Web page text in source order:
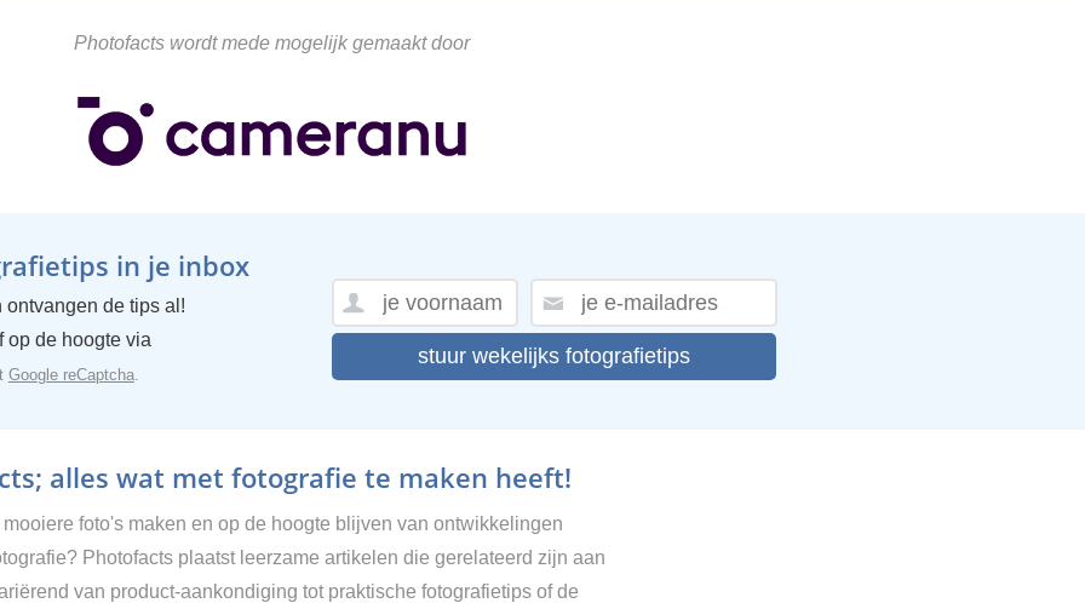
Photofacts wordt mede mogelijk gemaakt door
in je inbox
de tips al!
op de hoogte via
Google reCaptcha.
stuur wekelijks fotografietips
alles wat met fotografie te maken heeft!
foto's maken en op de hoogte blijven van ontwikkelingen
Photofacts plaatst leerzame artikelen die gerelateerd zijn aan
van product-aankondiging tot praktische fotografietips of de